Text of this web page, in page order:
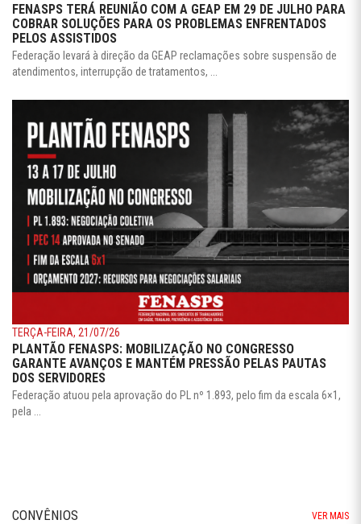
FENASPS TERÁ REUNIÃO COM A GEAP EM 29 DE JULHO PARA
COBRAR SOLUÇÕES PARA OS PROBLEMAS ENFRENTADOS
PELOS ASSISTIDOS
Federação levará à direção da GEAP reclamações sobre suspensão de
atendimentos, interrupção de tratamentos, ...
TERÇA-FEIRA, 21/07/26
PLANTÃO FENASPS: MOBILIZAÇÃO NO CONGRESSO
GARANTE AVANÇOS E MANTÉM PRESSÃO PELAS PAUTAS
DOS SERVIDORES
Federação atuou pela aprovação do PL nº 1.893, pelo fim da escala 6×1,
pela ...
CONVÊNIOS VER MAIS